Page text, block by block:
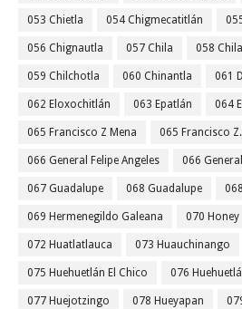
053 Chietla 054 Chigmecatitlán
056 Chignautla 057 Chila 058
059 Chilchotla 060 Chinantla 061
062 Eloxochitlán 063 Epatlán 064
065 Francisco Z Mena 065 Francisco
066 General Felipe Angeles 066
067 Guadalupe 068 Guadalupe
069 Hermenegildo Galeana 070 Honey
072 Huatlatlauca 073 Huauchinango
075 Huehuetlán El Chico 076
077 Huejotzingo 078 Hueyapan